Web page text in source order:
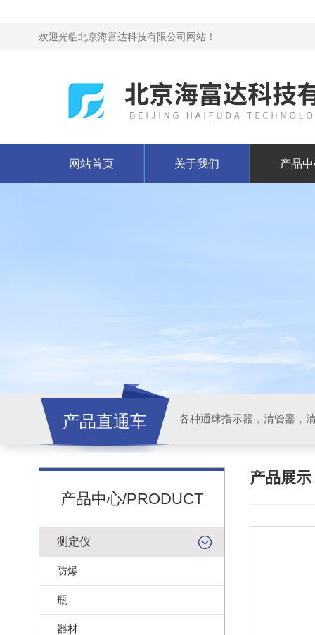
欢迎光临北京海富达科技有限公司网站！
网站首页 关于我们 产品
产品直通车 各种通球指示器，清管器，
产品中心/PRODUCT
测定仪
防爆
瓶
器材
产品展示